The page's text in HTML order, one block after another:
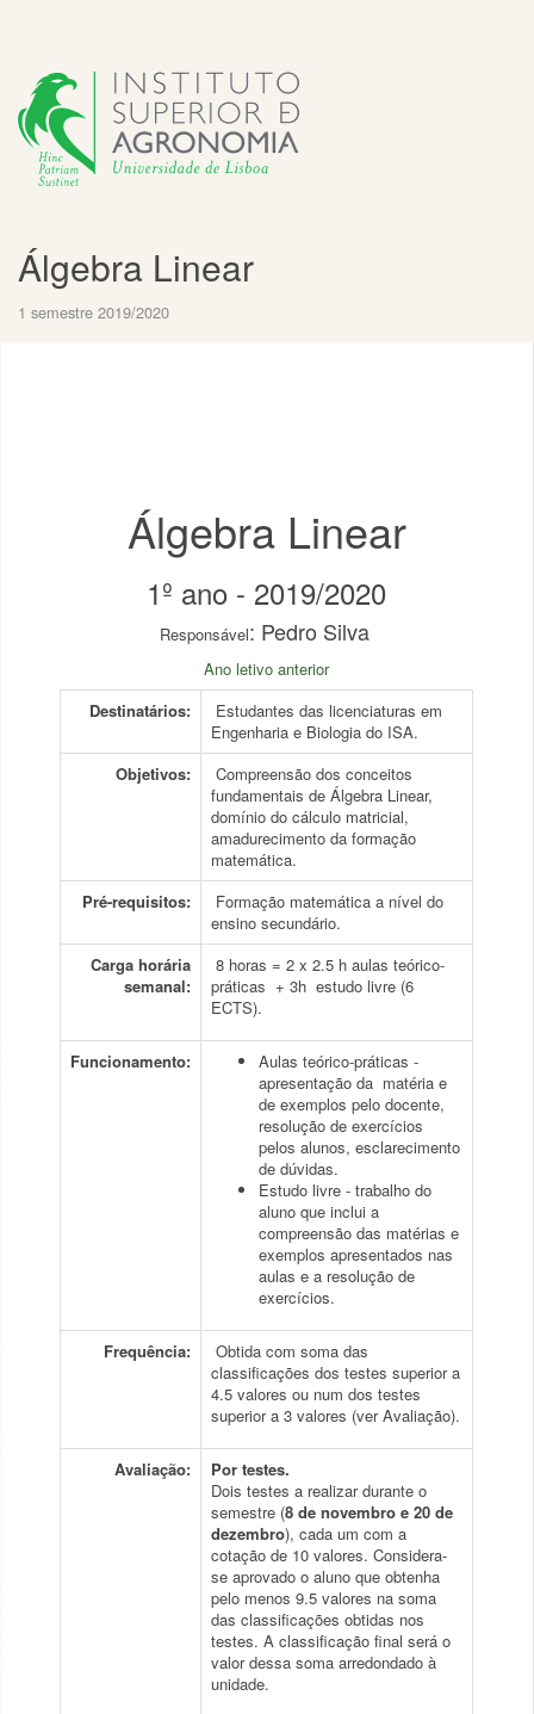
Álgebra Linear
1 semestre 2019/2020
Álgebra Linear
1º ano - 2019/2020
Responsável: Pedro Silva
Ano letivo anterior
Destinatários:
Estudantes das licenciaturas em
Engenharia e Biologia do ISA.
Objetivos:
Compreensão dos conceitos
fundamentais de Álgebra Linear,
domínio do cálculo matricial,
amadurecimento da formação
matemática.
Pré-requisitos:
Formação matemática a nível do
ensino secundário.
Carga horária
semanal:
8 horas = 2 x 2.5 h aulas teórico-
práticas + 3h estudo livre (6
ECTS).
Funcionamento:
Aulas teórico-práticas -
apresentação da matéria e
de exemplos pelo docente,
resolução de exercícios
pelos alunos, esclarecimento
de dúvidas.
Estudo livre - trabalho do
aluno que inclui a
compreensão das matérias e
exemplos apresentados nas
aulas e a resolução de
exercícios.
Frequência:
Obtida com soma das
classificações dos testes superior a
4.5 valores ou num dos testes
superior a 3 valores (ver Avaliação).
Avaliação:
Por testes.
Dois testes a realizar durante o
semestre (8 de novembro e 20 de
dezembro), cada um com a
cotação de 10 valores. Considera-
se aprovado o aluno que obtenha
pelo menos 9.5 valores na soma
das classificações obtidas nos
testes. A classificação final será o
valor dessa soma arredondado à
unidade.